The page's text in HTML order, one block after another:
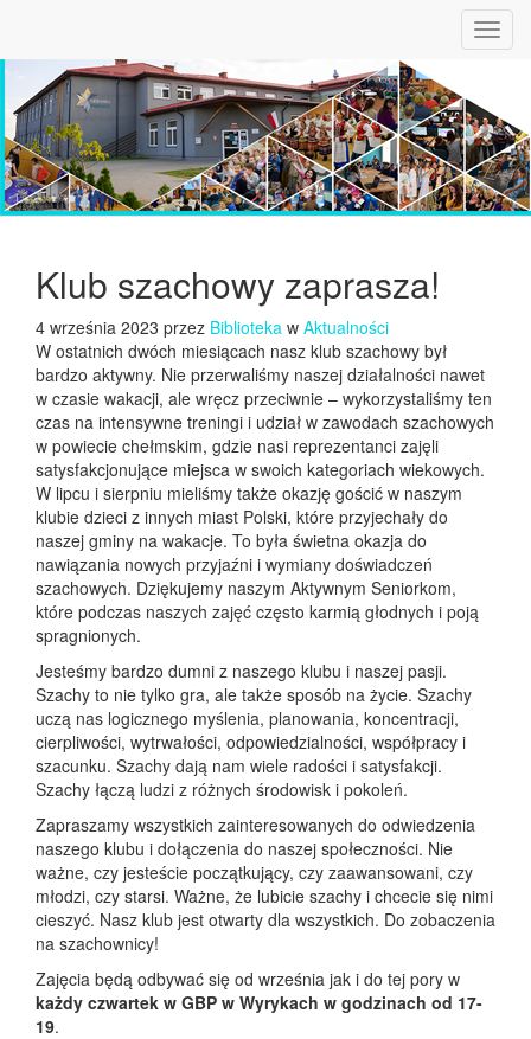
Klub szachowy zaprasza!
4 września 2023 przez Biblioteka w Aktualności
W ostatnich dwóch miesiącach nasz klub szachowy był
bardzo aktywny. Nie przerwaliśmy naszej działalności nawet
w czasie wakacji, ale wręcz przeciwnie – wykorzystaliśmy ten
czas na intensywne treningi i udział w zawodach szachowych
w powiecie chełmskim, gdzie nasi reprezentanci zajęli
satysfakcjonujące miejsca w swoich kategoriach wiekowych.
W lipcu i sierpniu mieliśmy także okazję gościć w naszym
klubie dzieci z innych miast Polski, które przyjechały do
naszej gminy na wakacje. To była świetna okazja do
nawiązania nowych przyjaźni i wymiany doświadczeń
szachowych. Dziękujemy naszym Aktywnym Seniorkom,
które podczas naszych zajęć często karmią głodnych i poją
spragnionych.
Jesteśmy bardzo dumni z naszego klubu i naszej pasji.
Szachy to nie tylko gra, ale także sposób na życie. Szachy
uczą nas logicznego myślenia, planowania, koncentracji,
cierpliwości, wytrwałości, odpowiedzialności, współpracy i
szacunku. Szachy dają nam wiele radości i satysfakcji.
Szachy łączą ludzi z różnych środowisk i pokoleń.
Zapraszamy wszystkich zainteresowanych do odwiedzenia
naszego klubu i dołączenia do naszej społeczności. Nie
ważne, czy jesteście początkujący, czy zaawansowani, czy
młodzi, czy starsi. Ważne, że lubicie szachy i chcecie się nimi
cieszyć. Nasz klub jest otwarty dla wszystkich. Do zobaczenia
na szachownicy!
Zajęcia będą odbywać się od września jak i do tej pory w
każdy czwartek w GBP w Wyrykach w godzinach od 17-
19.